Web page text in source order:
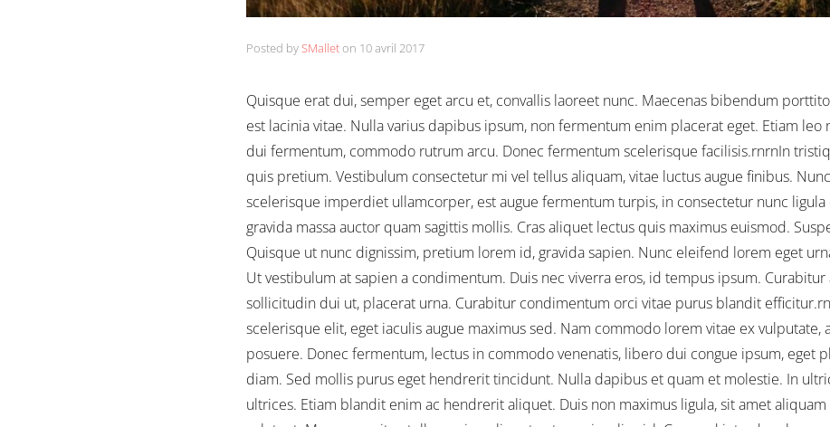
Posted bySMalleton 10 avril 2017
Quisque erat dui, semper eget arcu et, convallis laoreet nunc. Maecenas bibendum
est lacinia vitae. Nulla varius dapibus ipsum, non fermentum enim placerat eget. Etiam leo
dui fermentum, commodo rutrum arcu. Donec fermentum scelerisque facilisis.rnrnIn
quis pretium. Vestibulum consectetur mi vel tellus aliquam, vitae luctus augue finibus.
scelerisque imperdiet ullamcorper, est augue fermentum turpis, in consectetur nunc
gravida massa auctor quam sagittis mollis. Cras aliquet lectus quis maximus euismod.
Quisque ut nunc dignissim, pretium lorem id, gravida sapien. Nunc eleifend lorem eget
Ut vestibulum at sapien a condimentum. Duis nec viverra eros, id tempus ipsum. Curabitur
sollicitudin dui ut, placerat urna. Curabitur condimentum orci vitae purus blandit
scelerisque elit, eget iaculis augue maximus sed. Nam commodo lorem vitae ex vulputate,
posuere. Donec fermentum, lectus in commodo venenatis, libero dui congue ipsum, eget
diam. Sed mollis purus eget hendrerit tincidunt. Nulla dapibus et quam et molestie. In
ultrices. Etiam blandit enim ac hendrerit aliquet. Duis non maximus ligula, sit amet